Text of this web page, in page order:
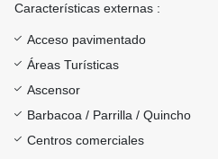
Características externas :
Acceso pavimentado
Áreas Turísticas
Ascensor
Barbacoa / Parrilla / Quincho
Centros comerciales